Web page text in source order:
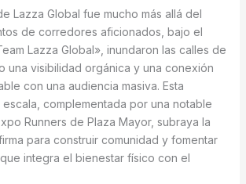
Lazza Global fue mucho más allá del
de corredores aficionados, bajo el
Lazza Global», inundaron las calles de
una visibilidad orgánica y una conexión
con una audiencia masiva. Esta
complementada por una notable
Runners de Plaza Mayor, subraya la
para construir comunidad y fomentar
integra el bienestar físico con el